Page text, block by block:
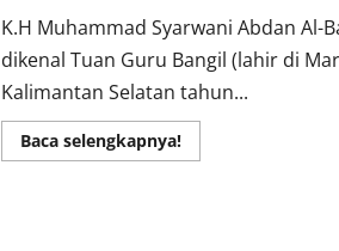
K.H Muhammad Syarwani Abdan Al-
dikenal Tuan Guru Bangil (lahir di
Kalimantan Selatan tahun...
Baca selengkapnya!Read
more